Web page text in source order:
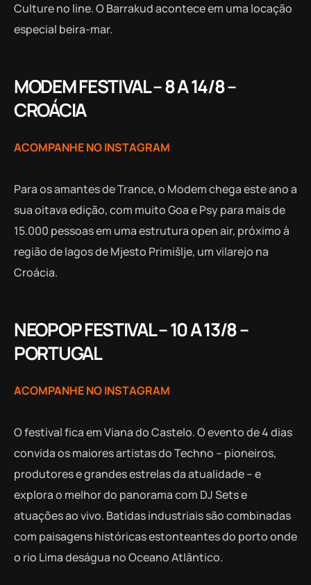
Culture no line. O Barrakud acontece em uma locação
especial beira-mar.
MODEM FESTIVAL – 8 A 14/8 –
CROÁCIA
ACOMPANHE NO INSTAGRAM
Para os amantes de Trance, o Modem chega este ano a
sua oitava edição, com muito Goa e Psy para mais de
15.000 pessoas em uma estrutura open air, próximo à
região de lagos de Mjesto Primišlje, um vilarejo na
Croácia.
NEOPOP FESTIVAL – 10 A 13/8 –
PORTUGAL
ACOMPANHE NO INSTAGRAM
O festival fica em Viana do Castelo. O evento de 4 dias
convida os maiores artistas do Techno – pioneiros,
produtores e grandes estrelas da atualidade – e
explora o melhor do panorama com DJ Sets e
atuações ao vivo. Batidas industriais são combinadas
com paisagens históricas estonteantes do porto onde
o rio Lima deságua no Oceano Atlântico.